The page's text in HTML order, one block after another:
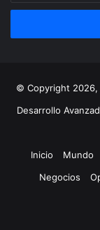
correo
© Copyright
Desarrollo
Inicio
Mundo
Negocios